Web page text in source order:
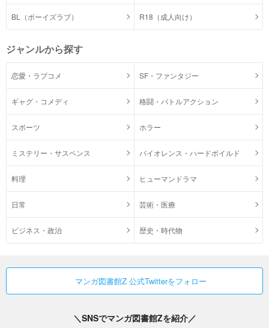
BL（ボーイズラブ） R18（成人向け）
ジャンルから探す
恋愛・ラブコメ SF・ファンタジー
ギャグ・コメディ 格闘・バトルアクション
スポーツ ホラー
ミステリー・サスペンス バイオレンス・ハードボイルド
料理 ヒューマンドラマ
日常 芸術・医療
ビジネス・政治 歴史・時代物
マンガ図書館Z 公式Twitterをフォロー
＼SNSでマンガ図書館Zを紹介／